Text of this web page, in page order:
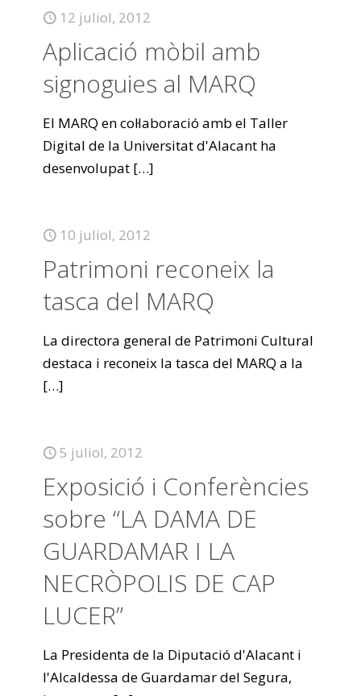
12 juliol, 2012
Aplicació mòbil amb
signoguies al MARQ
El MARQ en col·laboració amb el Taller
Digital de la Universitat d'Alacant ha
desenvolupat […]
10 juliol, 2012
Patrimoni reconeix la
tasca del MARQ
La directora general de Patrimoni Cultural
destaca i reconeix la tasca del MARQ a la
[…]
5 juliol, 2012
Exposició i Conferències
sobre “LA DAMA DE
GUARDAMAR I LA
NECRÒPOLIS DE CAP
LUCER”
La Presidenta de la Diputació d'Alacant i
l'Alcaldessa de Guardamar del Segura,